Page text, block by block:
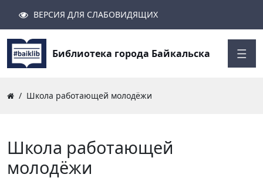
Школа работающей
молодёжи
Поиск
Найти
ВЕРСИЯ ДЛЯ СЛАБОВИДЯЩИХ
Библиотека города Байкальска
Школа работающей молодёжи